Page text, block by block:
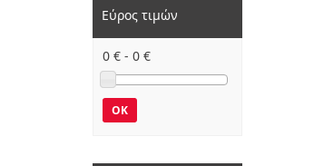
Εύρος τιμών
0 € - 0 €
OK